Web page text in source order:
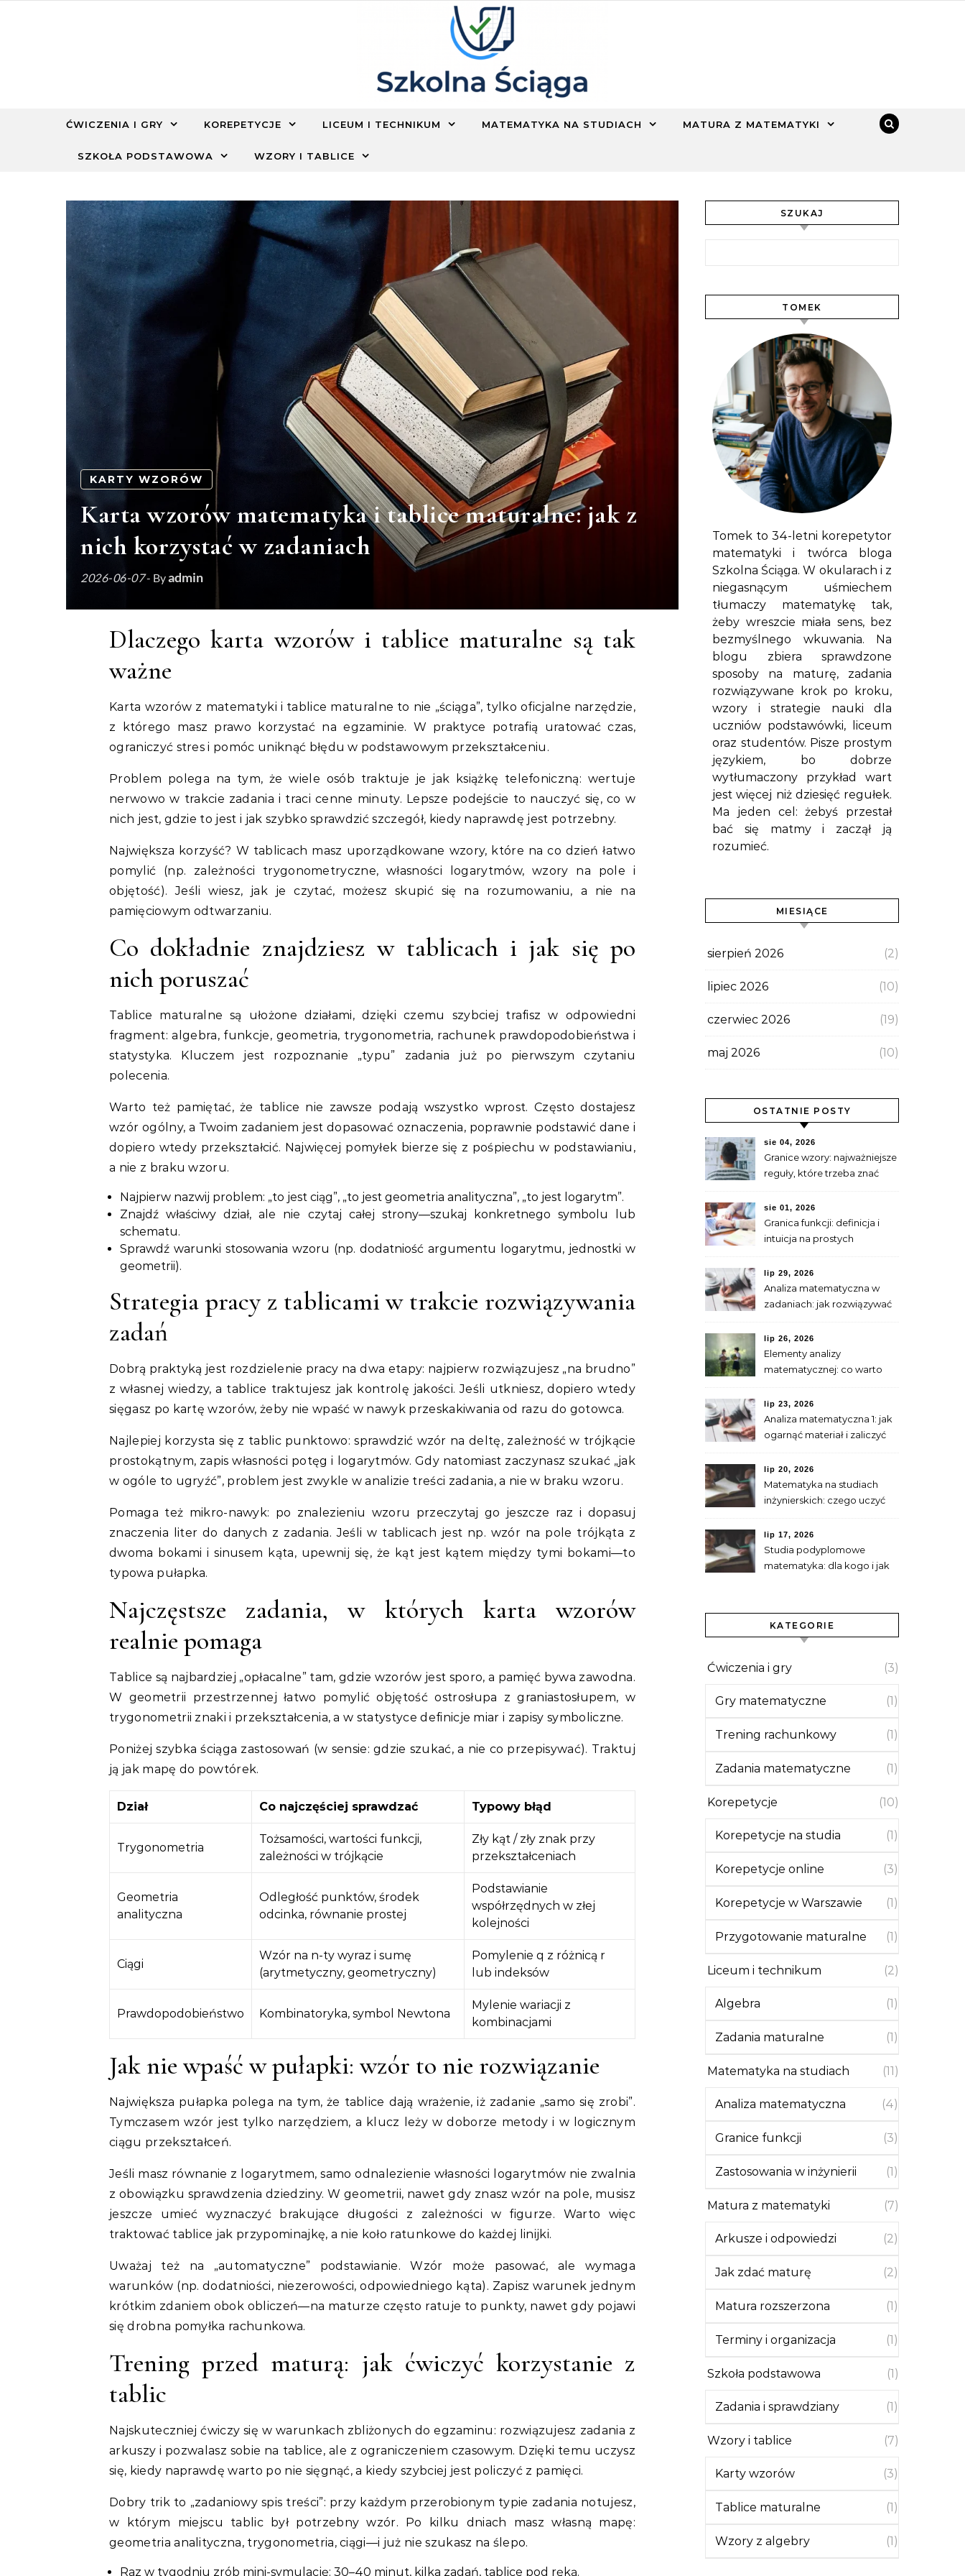
ĆWICZENIA I GRY KOREPETYCJE LICEUM I TECHNIKUM MATEMATYKA NA STUDIACH MATURA Z MATEMATYKI
SZKOŁA PODSTAWOWA WZORY I TABLICE
KARTY WZORÓW
Karta wzorów matematyka i tablice maturalne: jak z
nich korzystać w zadaniach
2026-06-07- Byadmin
Dlaczego karta wzorów i tablice maturalne są tak
ważne
Karta wzorów z matematyki i tablice maturalne to nie „ściąga”, tylko oficjalne narzędzie,
z którego masz prawo korzystać na egzaminie. W praktyce potrafią uratować czas,
ograniczyć stres i pomóc uniknąć błędu w podstawowym przekształceniu.
Problem polega na tym, że wiele osób traktuje je jak książkę telefoniczną: wertuje
nerwowo w trakcie zadania i traci cenne minuty. Lepsze podejście to nauczyć się, co w
nich jest, gdzie to jest i jak szybko sprawdzić szczegół, kiedy naprawdę jest potrzebny.
Największa korzyść? W tablicach masz uporządkowane wzory, które na co dzień łatwo
pomylić (np. zależności trygonometryczne, własności logarytmów, wzory na pole i
objętość). Jeśli wiesz, jak je czytać, możesz skupić się na rozumowaniu, a nie na
pamięciowym odtwarzaniu.
Co dokładnie znajdziesz w tablicach i jak się po
nich poruszać
Tablice maturalne są ułożone działami, dzięki czemu szybciej trafisz w odpowiedni
fragment: algebra, funkcje, geometria, trygonometria, rachunek prawdopodobieństwa i
statystyka. Kluczem jest rozpoznanie „typu” zadania już po pierwszym czytaniu
polecenia.
Warto też pamiętać, że tablice nie zawsze podają wszystko wprost. Często dostajesz
wzór ogólny, a Twoim zadaniem jest dopasować oznaczenia, poprawnie podstawić dane i
dopiero wtedy przekształcić. Najwięcej pomyłek bierze się z pośpiechu w podstawianiu,
a nie z braku wzoru.
Najpierw nazwij problem: „to jest ciąg”, „to jest geometria analityczna”, „to jest logarytm”.
Znajdź właściwy dział, ale nie czytaj całej strony—szukaj konkretnego symbolu lub
schematu.
Sprawdź warunki stosowania wzoru (np. dodatniość argumentu logarytmu, jednostki w
geometrii).
Strategia pracy z tablicami w trakcie rozwiązywania
zadań
Dobrą praktyką jest rozdzielenie pracy na dwa etapy: najpierw rozwiązujesz „na brudno”
z własnej wiedzy, a tablice traktujesz jak kontrolę jakości. Jeśli utkniesz, dopiero wtedy
sięgasz po kartę wzorów, żeby nie wpaść w nawyk przeskakiwania od razu do gotowca.
Najlepiej korzysta się z tablic punktowo: sprawdzić wzór na deltę, zależność w trójkącie
prostokątnym, zapis własności potęg i logarytmów. Gdy natomiast zaczynasz szukać „jak
w ogóle to ugryźć”, problem jest zwykle w analizie treści zadania, a nie w braku wzoru.
Pomaga też mikro-nawyk: po znalezieniu wzoru przeczytaj go jeszcze raz i dopasuj
znaczenia liter do danych z zadania. Jeśli w tablicach jest np. wzór na pole trójkąta z
dwoma bokami i sinusem kąta, upewnij się, że kąt jest kątem między tymi bokami—to
typowa pułapka.
Najczęstsze zadania, w których karta wzorów
realnie pomaga
Tablice są najbardziej „opłacalne” tam, gdzie wzorów jest sporo, a pamięć bywa zawodna.
W geometrii przestrzennej łatwo pomylić objętość ostrosłupa z graniastosłupem, w
trygonometrii znaki i przekształcenia, a w statystyce definicje miar i zapisy symboliczne.
Poniżej szybka ściąga zastosowań (w sensie: gdzie szukać, a nie co przepisywać). Traktuj
ją jak mapę do powtórek.
Dział Co najczęściej sprawdzać Typowy błąd
Trygonometria
Tożsamości, wartości funkcji,
zależności w trójkącie
Zły kąt / zły znak przy
przekształceniach
Geometria
analityczna
Odległość punktów, środek
odcinka, równanie prostej
Podstawianie
współrzędnych w złej
kolejności
Ciągi
Wzór na n-ty wyraz i sumę
(arytmetyczny, geometryczny)
Pomylenie q z różnicą r
lub indeksów
Prawdopodobieństwo Kombinatoryka, symbol Newtona
Mylenie wariacji z
kombinacjami
Jak nie wpaść w pułapki: wzór to nie rozwiązanie
Największa pułapka polega na tym, że tablice dają wrażenie, iż zadanie „samo się zrobi”.
Tymczasem wzór jest tylko narzędziem, a klucz leży w doborze metody i w logicznym
ciągu przekształceń.
Jeśli masz równanie z logarytmem, samo odnalezienie własności logarytmów nie zwalnia
z obowiązku sprawdzenia dziedziny. W geometrii, nawet gdy znasz wzór na pole, musisz
jeszcze umieć wyznaczyć brakujące długości z zależności w figurze. Warto więc
traktować tablice jak przypominajkę, a nie koło ratunkowe do każdej linijki.
Uważaj też na „automatyczne” podstawianie. Wzór może pasować, ale wymaga
warunków (np. dodatniości, niezerowości, odpowiedniego kąta). Zapisz warunek jednym
krótkim zdaniem obok obliczeń—na maturze często ratuje to punkty, nawet gdy pojawi
się drobna pomyłka rachunkowa.
Trening przed maturą: jak ćwiczyć korzystanie z
tablic
Najskuteczniej ćwiczy się w warunkach zbliżonych do egzaminu: rozwiązujesz zadania z
arkuszy i pozwalasz sobie na tablice, ale z ograniczeniem czasowym. Dzięki temu uczysz
się, kiedy naprawdę warto po nie sięgnąć, a kiedy szybciej jest policzyć z pamięci.
Dobry trik to „zadaniowy spis treści”: przy każdym przerobionym typie zadania notujesz,
w którym miejscu tablic był potrzebny wzór. Po kilku dniach masz własną mapę:
geometria analityczna, trygonometria, ciągi—i już nie szukasz na ślepo.
Raz w tygodniu zrób mini-symulację: 30–40 minut, kilka zadań, tablice pod ręką.
SZUKAJ
TOMEK
Tomek to 34-letni korepetytor
matematyki i twórca bloga
Szkolna Ściąga. W okularach i z
niegasnącym uśmiechem
tłumaczy matematykę tak,
żeby wreszcie miała sens, bez
bezmyślnego wkuwania. Na
blogu zbiera sprawdzone
sposoby na maturę, zadania
rozwiązywane krok po kroku,
wzory i strategie nauki dla
uczniów podstawówki, liceum
oraz studentów. Pisze prostym
językiem, bo dobrze
wytłumaczony przykład wart
jest więcej niż dziesięć regułek.
Ma jeden cel: żebyś przestał
bać się matmy i zaczął ją
rozumieć.
MIESIĄCE
sierpień 2026 (2)
lipiec 2026 (10)
czerwiec 2026 (19)
maj 2026 (10)
OSTATNIE POSTY
sie 04, 2026
Granice wzory: najważniejsze
reguły, które trzeba znać
sie 01, 2026
Granica funkcji: definicja i
intuicja na prostych
lip 29, 2026
Analiza matematyczna w
zadaniach: jak rozwiązywać
lip 26, 2026
Elementy analizy
matematycznej: co warto
pochodnymi
lip 23, 2026
Analiza matematyczna 1: jak
ogarnąć materiał i zaliczyć
lip 20, 2026
Matematyka na studiach
inżynierskich: czego uczyć
lip 17, 2026
Studia podyplomowe
matematyka: dla kogo i jak
KATEGORIE
Ćwiczenia i gry (3)
Gry matematyczne (1)
Trening rachunkowy (1)
Zadania matematyczne (1)
Korepetycje (10)
Korepetycje na studia (1)
Korepetycje online (3)
Korepetycje w Warszawie (1)
Przygotowanie maturalne (1)
Liceum i technikum (2)
Algebra (1)
Zadania maturalne (1)
Matematyka na studiach (11)
Analiza matematyczna (4)
Granice funkcji (3)
Zastosowania w inżynierii (1)
Matura z matematyki (7)
Arkusze i odpowiedzi (2)
Jak zdać maturę (2)
Matura rozszerzona (1)
Terminy i organizacja (1)
Szkoła podstawowa (1)
Zadania i sprawdziany (1)
Wzory i tablice (7)
Karty wzorów (3)
Tablice maturalne (1)
Wzory z algebry (1)